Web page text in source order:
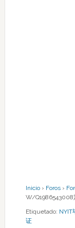
Inicio › Foros ›
W/Q1986543008
Etiquetado: NYIT
证